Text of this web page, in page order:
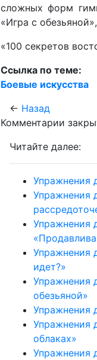
сложных форм
«Игра с
«100 секретов
Ссылка по теме:
Боевые искусства
← Назад
Комментарии
Читайте далее:
Упражнения
Упражнения
Упражнения
Упражнения
идет?»
Упражнения
обезьяной»
Упражнения
Упражнения
облаках»
Упражнения